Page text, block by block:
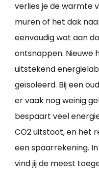
verlies je de warmte
muren of het dak
eenvoudig wat aan
ontsnappen. Nieuwe
uitstekend
geïsoleerd. Bij een
er vaak nog weinig
bespaart veel
CO2 uitstoot, en het
een spaarrekening.
vind jij de meest